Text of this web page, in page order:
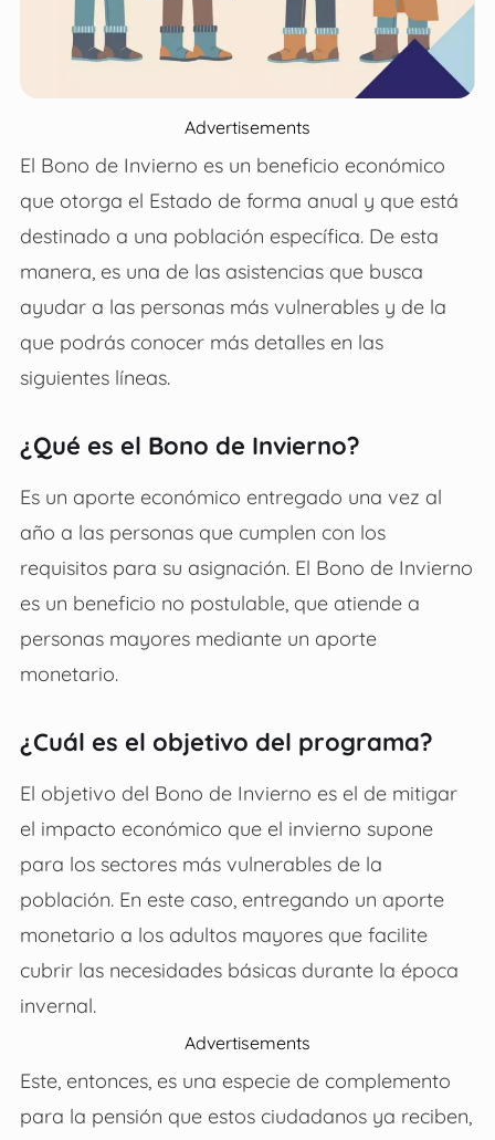
Advertisements
El Bono de Invierno es un beneficio económico
que otorga el Estado de forma anual y que está
destinado a una población específica. De esta
manera, es una de las asistencias que busca
ayudar a las personas más vulnerables y de la
que podrás conocer más detalles en las
siguientes líneas.
¿Qué es el Bono de Invierno?
Es un aporte económico entregado una vez al
año a las personas que cumplen con los
requisitos para su asignación. El Bono de Invierno
es un beneficio no postulable, que atiende a
personas mayores mediante un aporte
monetario.
¿Cuál es el objetivo del programa?
El objetivo del Bono de Invierno es el de mitigar
el impacto económico que el invierno supone
para los sectores más vulnerables de la
población. En este caso, entregando un aporte
monetario a los adultos mayores que facilite
cubrir las necesidades básicas durante la época
invernal.
Advertisements
Este, entonces, es una especie de complemento
para la pensión que estos ciudadanos ya reciben,